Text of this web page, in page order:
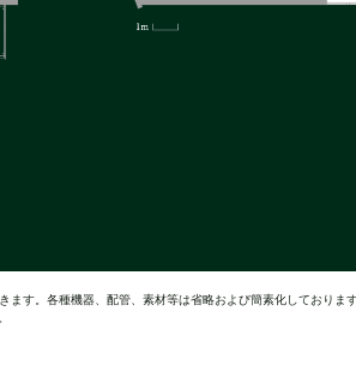
す。各種機器、配管、素材等は省略および簡素化しておりま